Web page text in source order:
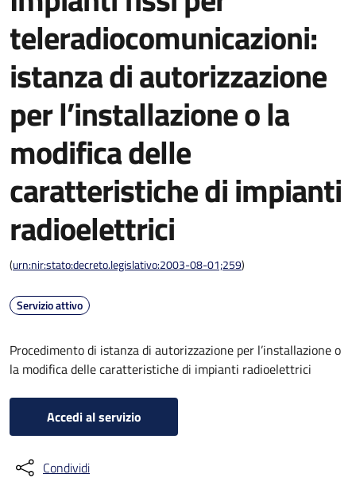
teleradiocomunicazioni:
istanza di autorizzazione
per l’installazione o la
modifica delle
caratteristiche di impianti
radioelettrici
(urn:nir:stato:decreto.legislativo:2003-08-01;259)
Servizio attivo
Procedimento di istanza di autorizzazione per l’installazione o
la modifica delle caratteristiche di impianti radioelettrici
Accedi al servizio
Condividi